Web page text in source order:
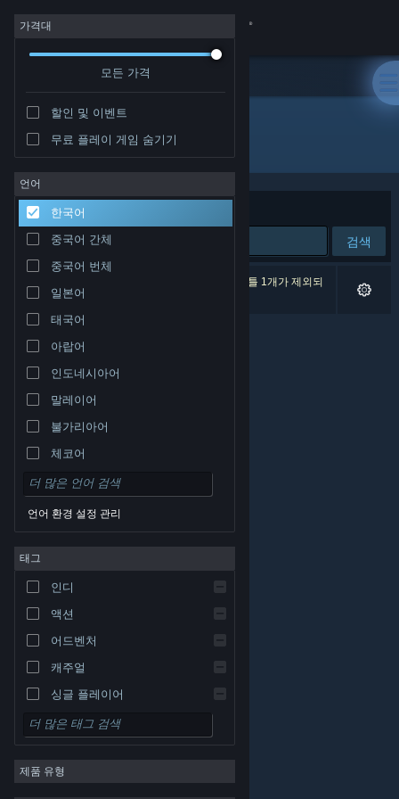
로그인
커뮤니티
정보
지원
언어 변경
Steam 모바일 앱 다운로드
PC 웹사이트 보기
및 기타 국가에서 각각 해당 소유자의 재산입니다.개인정
보 처리방침|법적 고지|접근성|Steam 이용 약관|
환불 | 쿠키
가격대
모든 가격
할인 및 이벤트
무료 플레이 게임 숨기기
언어
한국어
중국어 간체
중국어 번체
일본어
태국어
아랍어
인도네시아어
말레이어
불가리아어
체코어
덴마크어
독일어
영어
스페인어 - 중남미
그리스어
언어 환경 설정 관리
태그
인디
액션
어드벤처
캐주얼
싱글 플레이어
시뮬레이션
RPG
전략
제품 유형
개발자: Dcap664 Development Studio
정렬 기준 연관성
검색
검색 결과가 0개 있습니다. 환경 설정에 따라 타이틀 1개가 제외되
었습니다.